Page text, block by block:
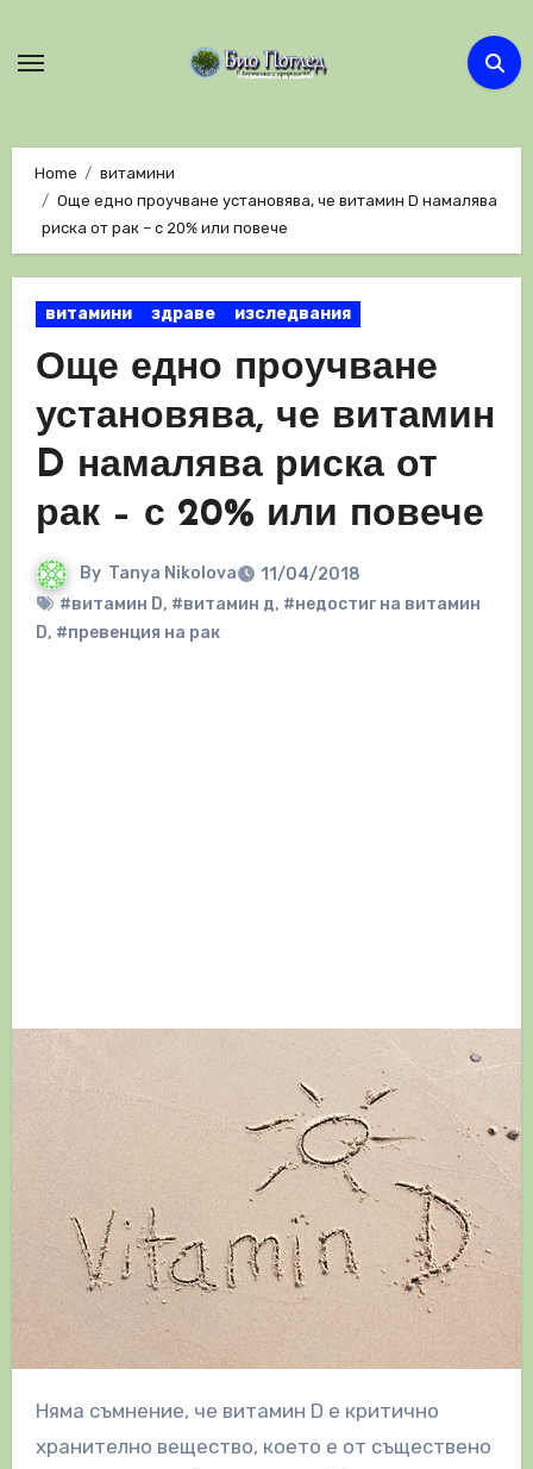
Home
витамини
Още едно проучване установява, че витамин D намалява
риска от рак – с 20% или повече
витамини здраве изследвания
Още едно проучване
установява, че витамин
D намалява риска от
рак – с 20% или повече
By Tanya Nikolova
11/04/2018
#витамин D, #витамин д, #недостиг на витамин
D, #превенция на рак
Няма съмнение, че витамин D е критично
хранително вещество, което е от съществено